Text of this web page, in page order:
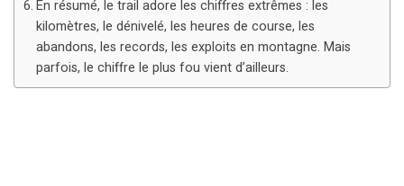
En résumé, le trail adore les chiffres extrêmes : les
kilomètres, le dénivelé, les heures de course, les
abandons, les records, les exploits en montagne. Mais
parfois, le chiffre le plus fou vient d’ailleurs.